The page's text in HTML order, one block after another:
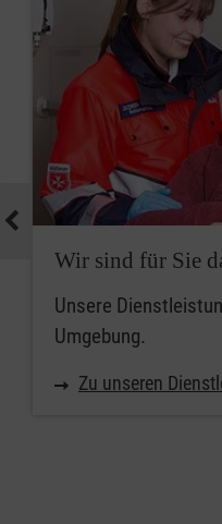
Wir sind für Sie
Unsere
Umgebung.
Zu unseren